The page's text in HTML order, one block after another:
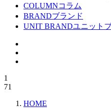
COLUMNコラム
BRANDブランド
UNIT BRANDユニット
1
71
HOME